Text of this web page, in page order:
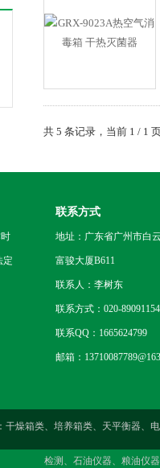
共 5 条记录，当前 1 / 1
定
联系方式
地址：广东省广州市白
富骏大厦B611
联系人：李树东
联系方式：020-89091154
联系QQ：1665624799
邮箱：
干燥箱类、培养箱类、天平衡器
检测、石油仪器、粮油仪